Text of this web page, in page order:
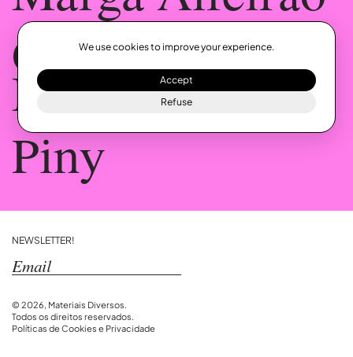
Gaya de
Medeiros
Piny
NEWSLETTER!
© 2026, Materiais Diversos.
Todos os direitos reservados.
Políticas de Cookies e Privacidade
We use cookies to improve your experience.
Accept
Refuse